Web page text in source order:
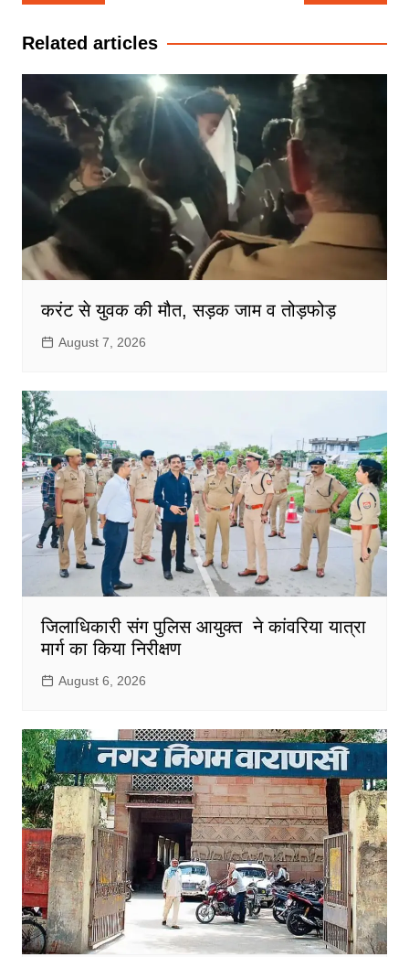
Related articles
करंट से युवक की मौत, सड़क जाम व तोड़फोड़
August 7, 2026
जिलाधिकारी संग पुलिस आयुक्त ने कांवरिया यात्रा
मार्ग का किया निरीक्षण
August 6, 2026